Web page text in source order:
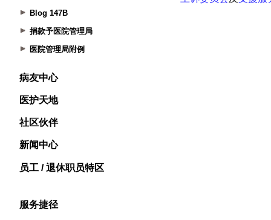
Blog 147B
捐款予医院管理局
医院管理局附例
病友中心
医护天地
社区伙伴
新闻中心
员工 / 退休职员特区
服务捷径